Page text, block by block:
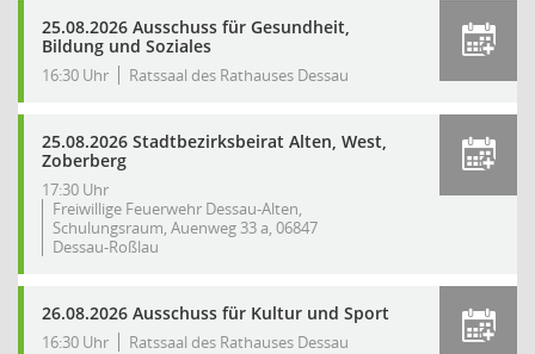
25.08.2026 Ausschuss für Gesundheit,
Bildung und Soziales
16:30 Uhr Ratssaal des Rathauses Dessau
25.08.2026 Stadtbezirksbeirat Alten, West,
Zoberberg
17:30 Uhr
Freiwillige Feuerwehr Dessau-Alten,
Schulungsraum, Auenweg 33 a, 06847
Dessau-Roßlau
26.08.2026 Ausschuss für Kultur und Sport
16:30 Uhr Ratssaal des Rathauses Dessau